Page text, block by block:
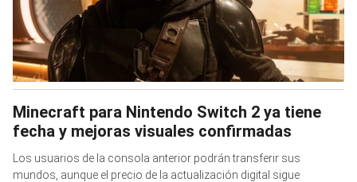
Minecraft para Nintendo Switch 2 ya tiene
fecha y mejoras visuales confirmadas
Los usuarios de la consola anterior podrán transferir sus
mundos, aunque el precio de la actualización digital sigue